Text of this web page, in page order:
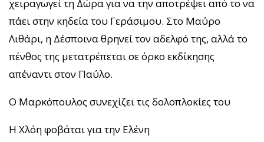
χειραγωγεί τη Δώρα για να την αποτρέψει από το να
πάει στην κηδεία του Γεράσιμου. Στο Μαύρο
Λιθάρι, η Δέσποινα θρηνεί τον αδελφό της, αλλά το
πένθος της μετατρέπεται σε όρκο εκδίκησης
απέναντι στον Παύλο.
Ο Μαρκόπουλος συνεχίζει τις δολοπλοκίες του
Η Χλόη φοβάται για την Ελένη